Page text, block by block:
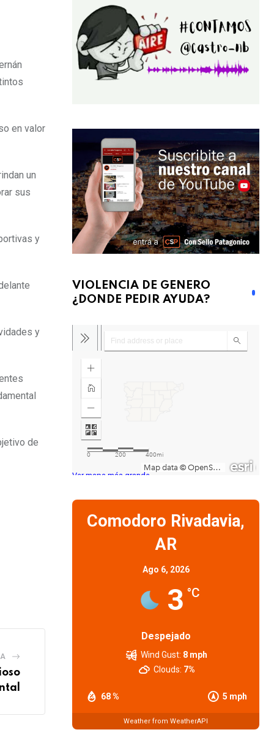
en valor
un
sus
y
y
de
VIOLENCIA DE GENERO
¿DONDE PEDIR AYUDA?
Ver mapa más grande
Comodoro Rivadavia,
AR
Ago 6, 2026
3 °C
Despejado
68 % 5 mph
Wind Gust: 8 mph
Clouds: 7%
Weather from WeatherAPI